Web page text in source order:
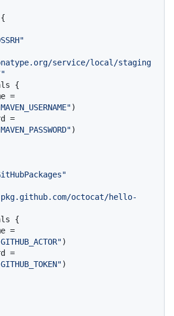
service/local/staging
)
)
octocat/hello-
)
)